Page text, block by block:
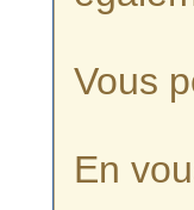
Vous
En